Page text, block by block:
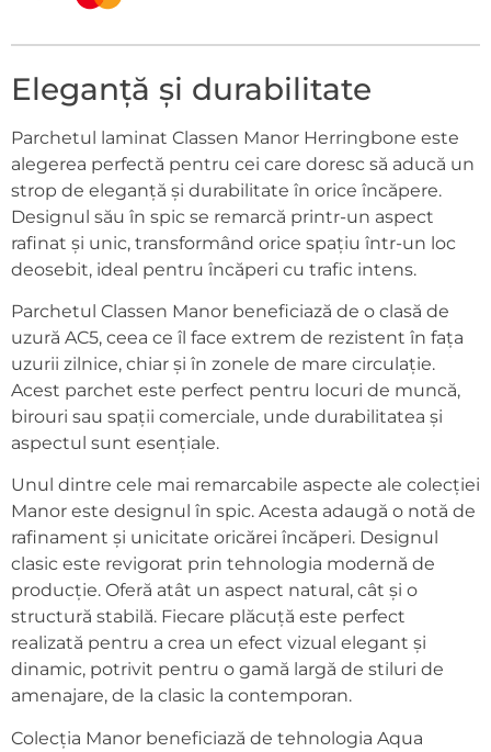
Eleganță și durabilitate
Parchetul laminat Classen Manor Herringbone este
alegerea perfectă pentru cei care doresc să aducă un
strop de eleganță și durabilitate în orice încăpere.
Designul său în spic se remarcă printr-un aspect
rafinat și unic, transformând orice spațiu într-un loc
deosebit, ideal pentru încăperi cu trafic intens.
Parchetul Classen Manor beneficiază de o clasă de
uzură AC5, ceea ce îl face extrem de rezistent în fața
uzurii zilnice, chiar și în zonele de mare circulație.
Acest parchet este perfect pentru locuri de muncă,
birouri sau spații comerciale, unde durabilitatea și
aspectul sunt esențiale.
Unul dintre cele mai remarcabile aspecte ale colecției
Manor este designul în spic. Acesta adaugă o notă de
rafinament și unicitate oricărei încăperi. Designul
clasic este revigorat prin tehnologia modernă de
producție. Oferă atât un aspect natural, cât și o
structură stabilă. Fiecare plăcuță este perfect
realizată pentru a crea un efect vizual elegant și
dinamic, potrivit pentru o gamă largă de stiluri de
amenajare, de la clasic la contemporan.
Colecția Manor beneficiază de tehnologia Aqua